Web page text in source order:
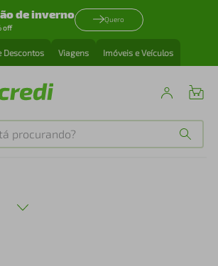
de inverno
off
Quero
Descontos Viagens Imóveis e Veículos